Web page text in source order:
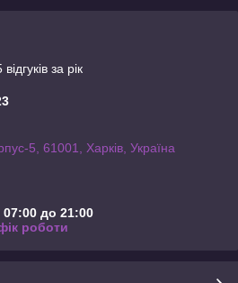
за рік
5, 61001, Харків, Україна
до 21:00
роботи